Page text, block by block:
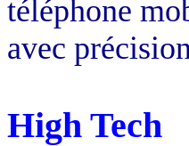
téléphone
avec
High Tech